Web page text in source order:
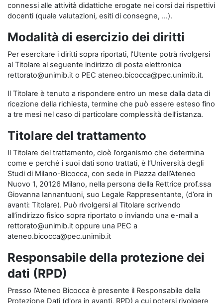
connessi alle attività didattiche erogate nei corsi dai rispettivi
docenti (quale valutazioni, esiti di consegne, …).
Modalità di esercizio dei diritti
Per esercitare i diritti sopra riportati, l'Utente potrà rivolgersi
al Titolare al seguente indirizzo di posta elettronica
rettorato@unimib.it o PEC ateneo.bicocca@pec.unimib.it.
Il Titolare è tenuto a rispondere entro un mese dalla data di
ricezione della richiesta, termine che può essere esteso fino
a tre mesi nel caso di particolare complessità dell’istanza.
Titolare del trattamento
Il Titolare del trattamento, cioè l’organismo che determina
come e perché i suoi dati sono trattati, è l’Università degli
Studi di Milano-Bicocca, con sede in Piazza dell’Ateneo
Nuovo 1, 20126 Milano, nella persona della Rettrice prof.ssa
Giovanna Iannantuoni, suo Legale Rappresentante, (d’ora in
avanti: Titolare). Può rivolgersi al Titolare scrivendo
all’indirizzo fisico sopra riportato o inviando una e-mail a
rettorato@unimib.it oppure una PEC a
ateneo.bicocca@pec.unimib.it
Responsabile della protezione dei
dati (RPD)
Presso l’Ateneo Bicocca è presente il Responsabile della
Protezione Dati (d'ora in avanti, RPD) a cui potersi rivolgere